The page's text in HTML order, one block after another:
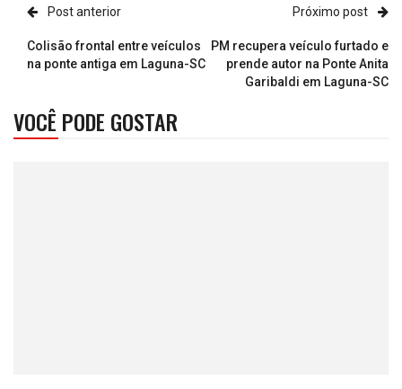
Post anterior
Colisão frontal entre veículos
na ponte antiga em Laguna-SC
Próximo post
PM recupera veículo furtado e
prende autor na Ponte Anita
Garibaldi em Laguna-SC
VOCÊ PODE GOSTAR